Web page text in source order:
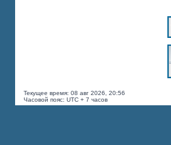
Текущее время: 08 авг 2026, 20:56
Часовой пояс: UTC + 7 часов